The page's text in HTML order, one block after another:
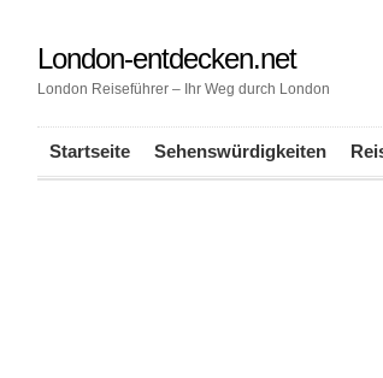
London-entdecken.net
London Reiseführer – Ihr Weg durch London
Startseite Sehenswürdigkeiten